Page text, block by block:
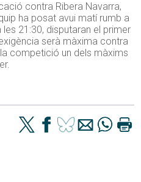
contra Ribera Navarra,
ha posat avui matí rumb a
21:30, disputaran el primer
serà màxima contra
competició un dels màxims